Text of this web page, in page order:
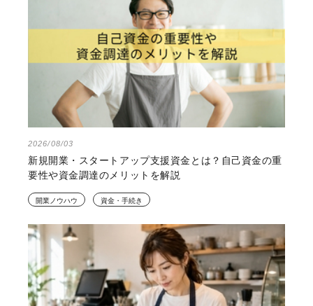
2026/08/03
新規開業・スタートアップ支援資金とは？自己資金の重
要性や資金調達のメリットを解説
開業ノウハウ 資金・手続き